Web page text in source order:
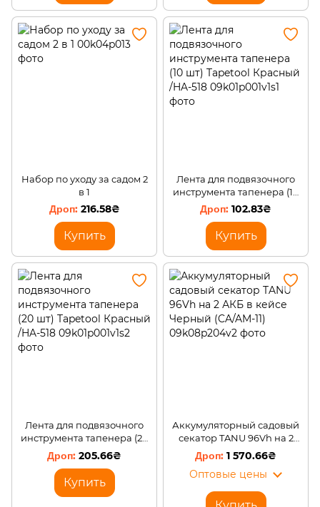
Набор по уходу за садом 2
в 1
216.58₴
Купить
Лента для подвязочного
инструмента тапенера (10
шт) Tapetool Красный /HA-
102.83₴
Купить
Лента для подвязочного
инструмента тапенера (20
шт) Tapetool Красный /HA-
205.66₴
Купить
Аккумуляторный садовый
секатор TANU 96Vh на 2
АКБ в кейсе Черный
1 570.66₴
Оптовые цены